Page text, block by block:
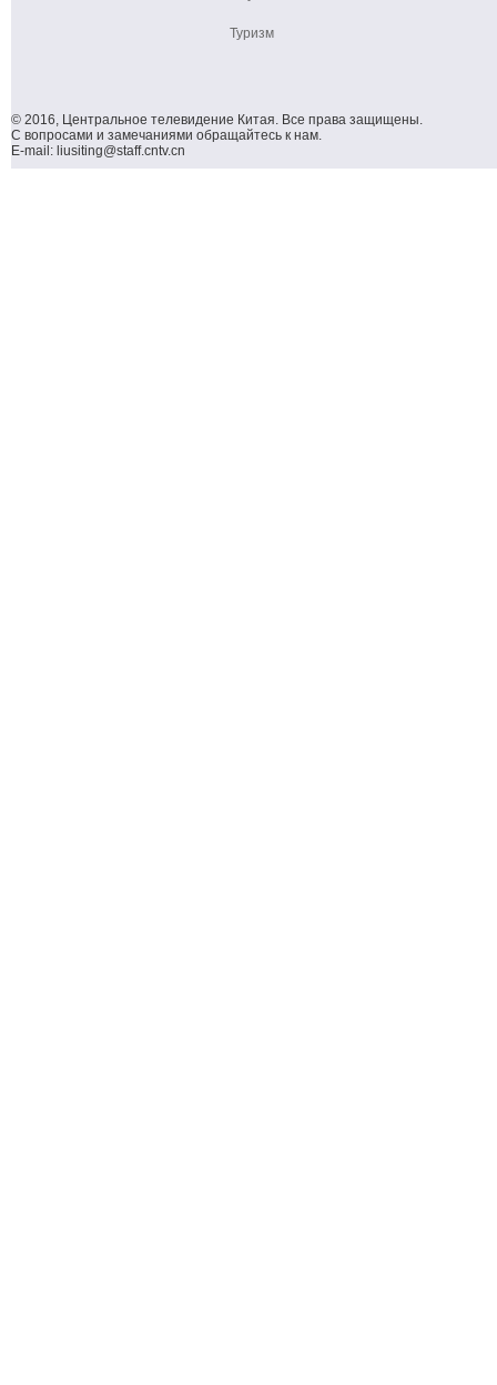
Туризм
© 2016, Центральное телевидение Китая. Все права защищены.
С вопросами и замечаниями обращайтесь к нам.
E-mail: liusiting@staff.cntv.cn